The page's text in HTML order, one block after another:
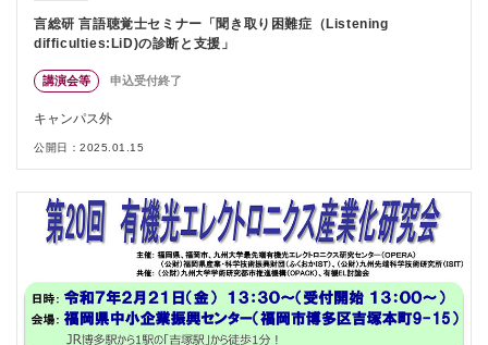
言総研 言語聴覚士セミナー「聞き取り困難症（Listening
difficulties:LiD)の診断と支援」
講演会等 申込受付終了
キャンパス外
公開日：2025.01.15